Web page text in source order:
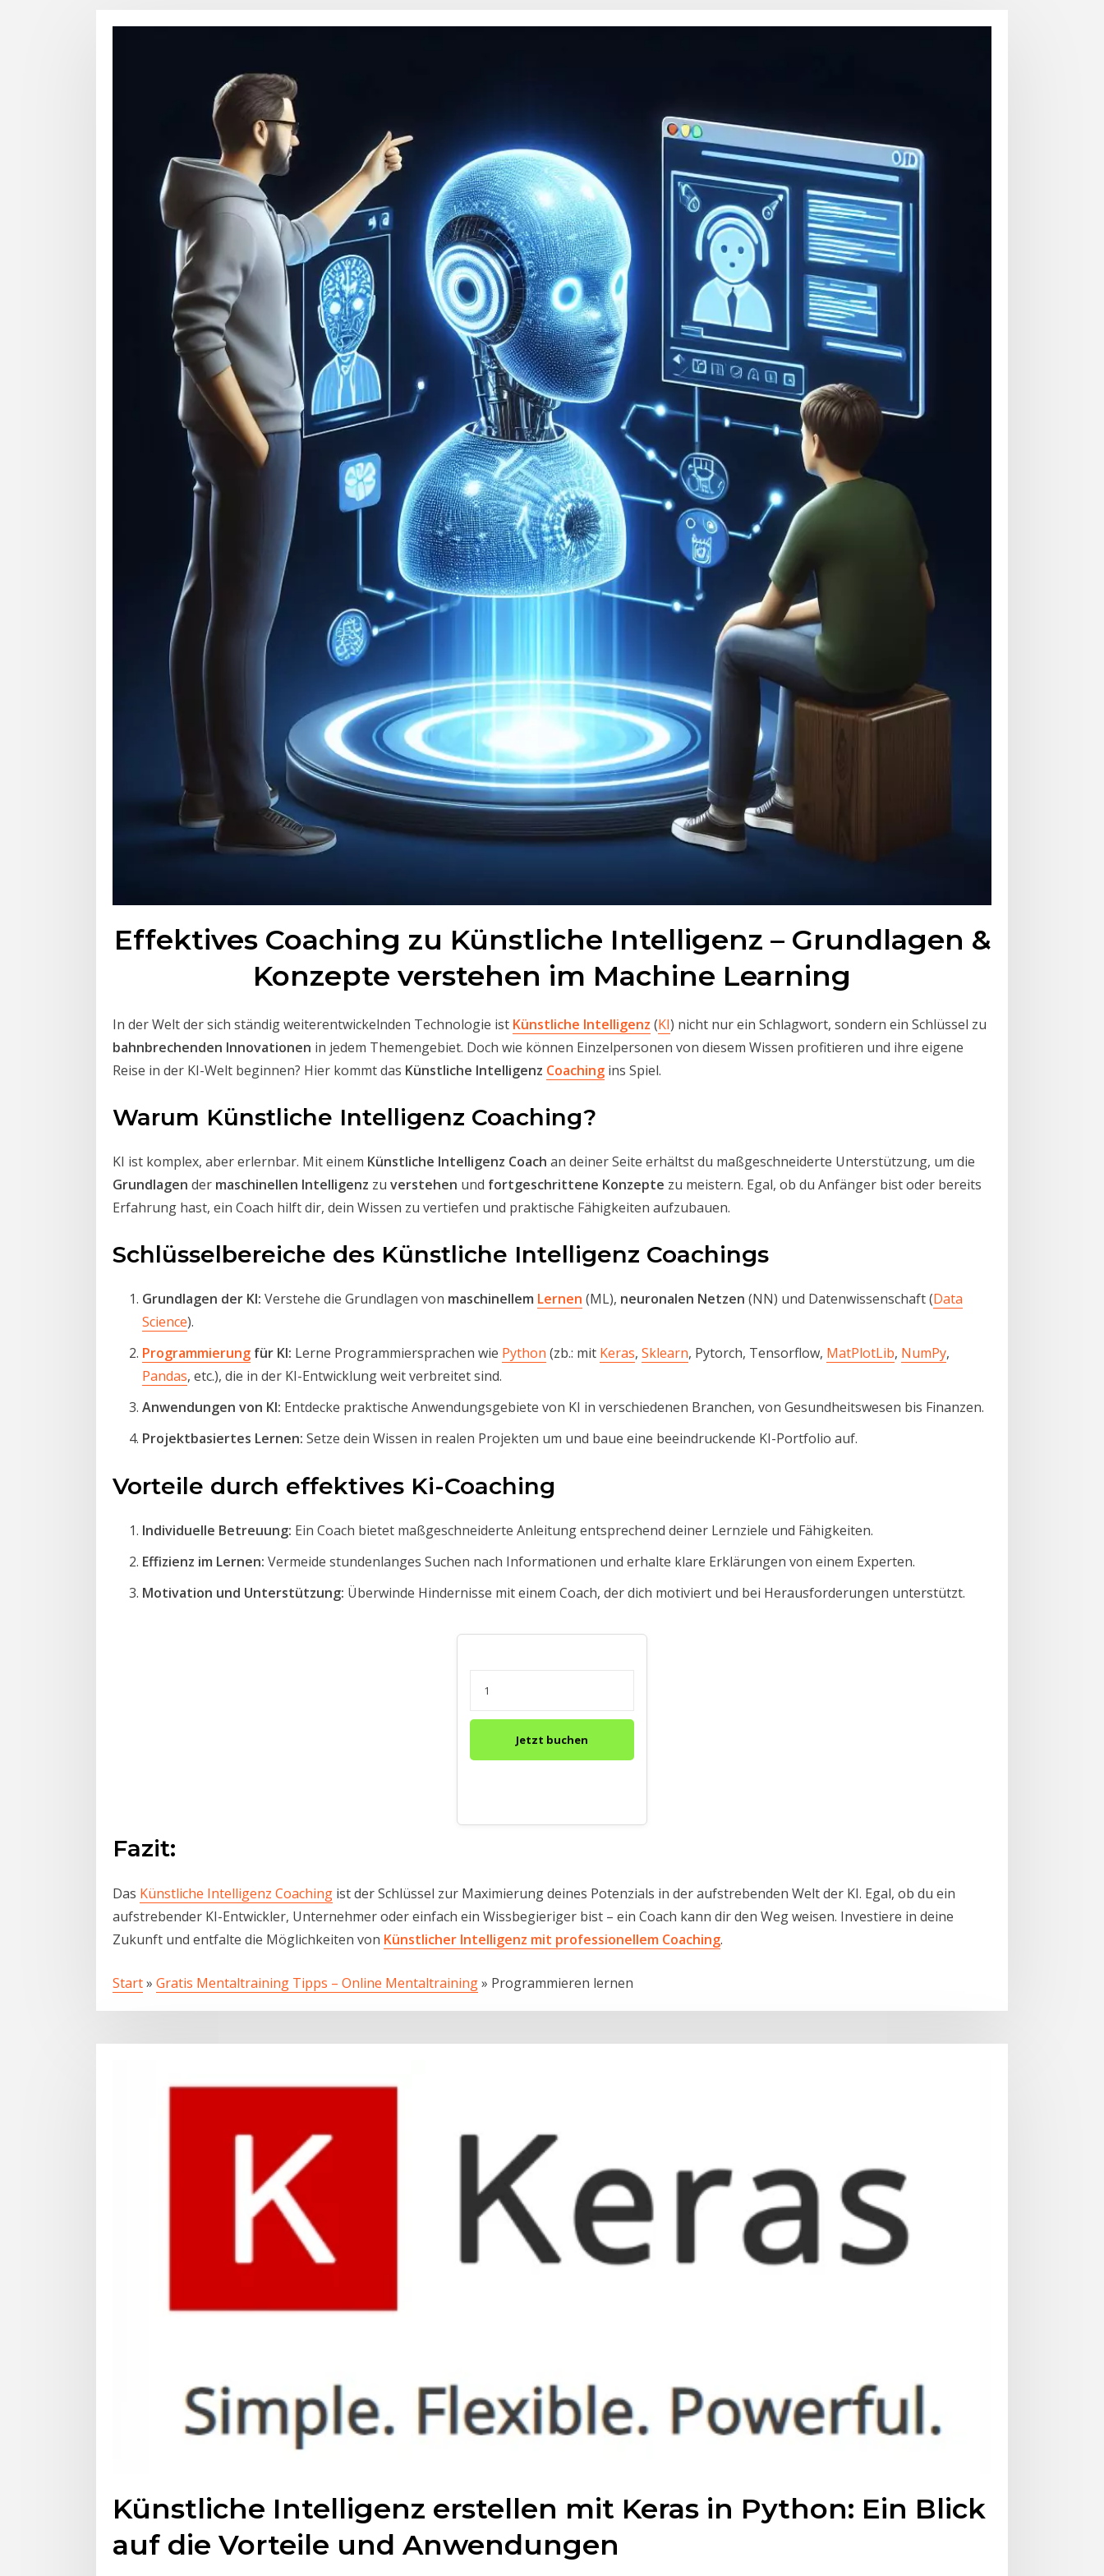
Effektives Coaching zu Künstliche Intelligenz – Grundlagen &
Konzepte verstehen im Machine Learning
In der Welt der sich ständig weiterentwickelnden Technologie ist Künstliche Intelligenz (KI) nicht nur ein Schlagwort, sondern ein Schlüssel zu
bahnbrechenden Innovationen in jedem Themengebiet. Doch wie können Einzelpersonen von diesem Wissen profitieren und ihre eigene
Reise in der KI-Welt beginnen? Hier kommt das Künstliche Intelligenz Coaching ins Spiel.
Warum Künstliche Intelligenz Coaching?
KI ist komplex, aber erlernbar. Mit einem Künstliche Intelligenz Coach an deiner Seite erhältst du maßgeschneiderte Unterstützung, um die
Grundlagen der maschinellen Intelligenz zu verstehen und fortgeschrittene Konzepte zu meistern. Egal, ob du Anfänger bist oder bereits
Erfahrung hast, ein Coach hilft dir, dein Wissen zu vertiefen und praktische Fähigkeiten aufzubauen.
Schlüsselbereiche des Künstliche Intelligenz Coachings
Grundlagen der KI: Verstehe die Grundlagen von maschinellem Lernen (ML), neuronalen Netzen (NN) und Datenwissenschaft (Data
Science).
Programmierung für KI: Lerne Programmiersprachen wie Python (zb.: mit Keras, Sklearn, Pytorch, Tensorflow, MatPlotLib, NumPy,
Pandas, etc.), die in der KI-Entwicklung weit verbreitet sind.
Anwendungen von KI: Entdecke praktische Anwendungsgebiete von KI in verschiedenen Branchen, von Gesundheitswesen bis Finanzen.
Projektbasiertes Lernen: Setze dein Wissen in realen Projekten um und baue eine beeindruckende KI-Portfolio auf.
Vorteile durch effektives Ki-Coaching
Individuelle Betreuung: Ein Coach bietet maßgeschneiderte Anleitung entsprechend deiner Lernziele und Fähigkeiten.
Effizienz im Lernen: Vermeide stundenlanges Suchen nach Informationen und erhalte klare Erklärungen von einem Experten.
Motivation und Unterstützung: Überwinde Hindernisse mit einem Coach, der dich motiviert und bei Herausforderungen unterstützt.
Jetzt buchen
Fazit:
Das Künstliche Intelligenz Coaching ist der Schlüssel zur Maximierung deines Potenzials in der aufstrebenden Welt der KI. Egal, ob du ein
aufstrebender KI-Entwickler, Unternehmer oder einfach ein Wissbegieriger bist – ein Coach kann dir den Weg weisen. Investiere in deine
Zukunft und entfalte die Möglichkeiten von Künstlicher Intelligenz mit professionellem Coaching.
Start» Gratis Mentaltraining Tipps – Online Mentaltraining» Programmieren lernen
Künstliche Intelligenz erstellen mit Keras in Python: Ein Blick
auf die Vorteile und Anwendungen